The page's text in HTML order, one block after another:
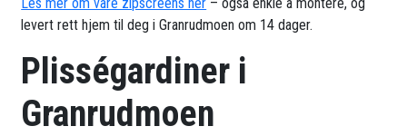
levert rett hjem til deg i Granrudmoen om 14 dager.
Plisségardiner i
Granrudmoen